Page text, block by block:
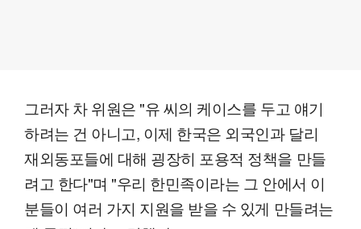
그러자 차 위원은 "유 씨의 케이스를 두고 얘기
하려는 건 아니고, 이제 한국은 외국인과 달리
재외동포들에 대해 굉장히 포용적 정책을 만들
려고 한다"며 "우리 한민족이라는 그 안에서 이
분들이 여러 가지 지원을 받을 수 있게 만들려는